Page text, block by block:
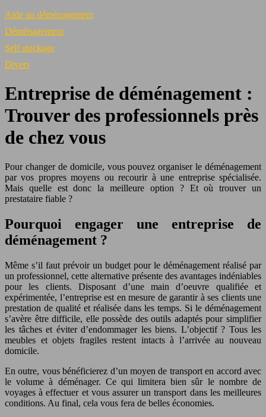
Aide au déménagement
Déménagement
Self stockage
Divers
Entreprise de déménagement :
Trouver des professionnels près
de chez vous
Pour changer de domicile, vous pouvez organiser le déménagement
par vos propres moyens ou recourir à une entreprise spécialisée.
Mais quelle est donc la meilleure option ? Et où trouver un
prestataire fiable ?
Pourquoi engager une entreprise de
déménagement ?
Même s’il faut prévoir un budget pour le déménagement réalisé par
un professionnel, cette alternative présente des avantages indéniables
pour les clients. Disposant d’une main d’oeuvre qualifiée et
expérimentée, l’entreprise est en mesure de garantir à ses clients une
prestation de qualité et réalisée dans les temps. Si le déménagement
s’avère être difficile, elle possède des outils adaptés pour simplifier
les tâches et éviter d’endommager les biens. L’objectif ? Tous les
meubles et objets fragiles restent intacts à l’arrivée au nouveau
domicile.
En outre, vous bénéficierez d’un moyen de transport en accord avec
le volume à déménager. Ce qui limitera bien sûr le nombre de
voyages à effectuer et vous assurer un transport dans les meilleures
conditions. Au final, cela vous fera de belles économies.